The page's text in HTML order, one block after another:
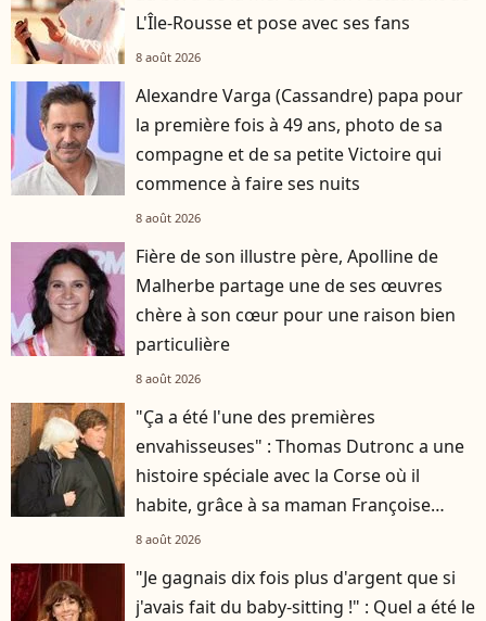
L'Île-Rousse et pose avec ses fans
8 août 2026
Alexandre Varga (Cassandre) papa pour
la première fois à 49 ans, photo de sa
compagne et de sa petite Victoire qui
commence à faire ses nuits
8 août 2026
Fière de son illustre père, Apolline de
Malherbe partage une de ses œuvres
chère à son cœur pour une raison bien
particulière
8 août 2026
"Ça a été l'une des premières
envahisseuses" : Thomas Dutronc a une
histoire spéciale avec la Corse où il
habite, grâce à sa maman Françoise
Hardy
8 août 2026
"Je gagnais dix fois plus d'argent que si
j'avais fait du baby-sitting !" : Quel a été le